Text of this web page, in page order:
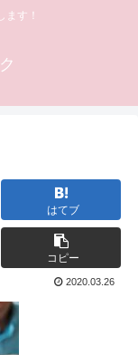
す！
はてブ
コピー
2020.03.26